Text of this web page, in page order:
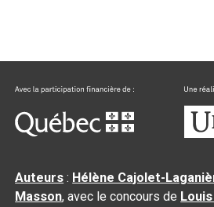
Auteurs : Hélène Cajolet-
Masson, avec le concours de